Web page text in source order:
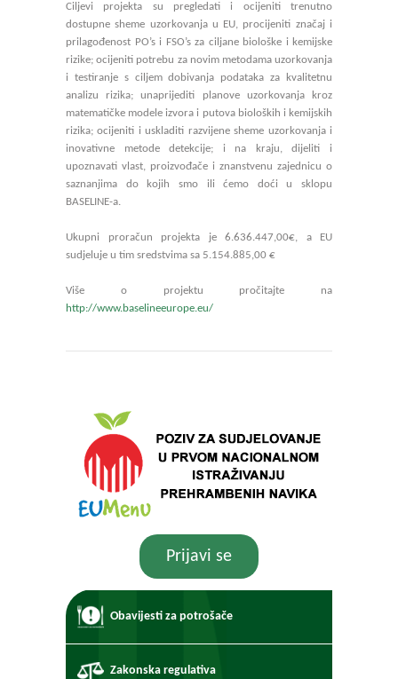
Ciljevi projekta su pregledati i ocijeniti trenutno
dostupne sheme uzorkovanja u EU, procijeniti značaj i
prilagođenost PO’s i FSO’s za ciljane biološke i kemijske
rizike; ocijeniti potrebu za novim metodama uzorkovanja
i testiranje s ciljem dobivanja podataka za kvalitetnu
analizu rizika; unaprijediti planove uzorkovanja kroz
matematičke modele izvora i putova bioloških i kemijskih
rizika; ocijeniti i uskladiti razvijene sheme uzorkovanja i
inovativne metode detekcije; i na kraju, dijeliti i
upoznavati vlast, proizvođače i znanstvenu zajednicu o
saznanjima do kojih smo ili ćemo doći u sklopu
BASELINE-a.
Ukupni proračun projekta je 6.636.447,00€, a EU
sudjeluje u tim sredstvima sa 5.154.885,00 €
Više o projektu pročitajte na
http://www.baselineeurope.eu/
Prijavi se
Obavijesti za potrošače
Zakonska regulativa